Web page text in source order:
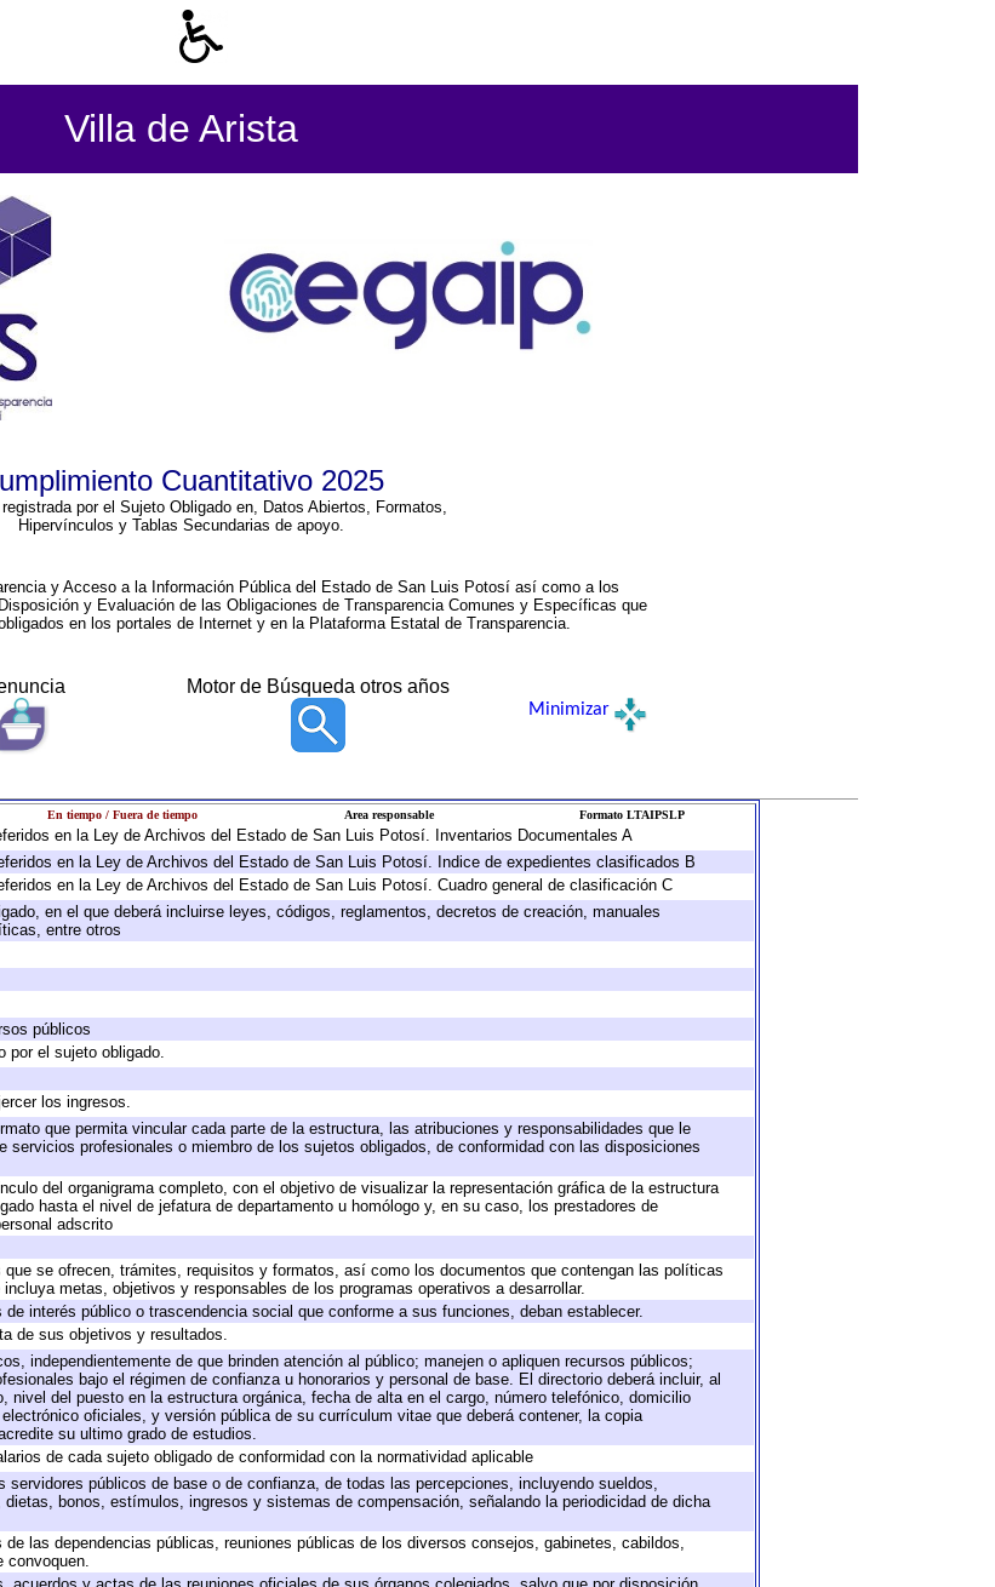
Villa de Arista
Cuantitativo 2025
registrada por el Sujeto Obligado en, Datos Abiertos, Formatos,
Hipervínculos y Tablas Secundarias de apoyo.
y Acceso a la Información Pública del Estado de San Luis Potosí así como a los
y Evaluación de las Obligaciones de Transparencia Comunes y Específicas que
en los portales de Internet y en la Plataforma Estatal de Transparencia.
Motor de Búsqueda otros años
Minimizar
En tiempo / Fuera de tiempo Area responsable Formato LTAIPSLP
en la Ley de Archivos del Estado de San Luis Potosí. Inventarios Documentales A
en la Ley de Archivos del Estado de San Luis Potosí. Indice de expedientes clasificados B
en la Ley de Archivos del Estado de San Luis Potosí. Cuadro general de clasificación C
en el que deberá incluirse leyes, códigos, reglamentos, decretos de creación, manuales
entre otros
públicos
por el sujeto obligado.
los ingresos.
que permita vincular cada parte de la estructura, las atribuciones y responsabilidades que le
servicios profesionales o miembro de los sujetos obligados, de conformidad con las disposiciones
del organigrama completo, con el objetivo de visualizar la representación gráfica de la estructura
hasta el nivel de jefatura de departamento u homólogo y, en su caso, los prestadores de
adscrito
se ofrecen, trámites, requisitos y formatos, así como los documentos que contengan las políticas
metas, objetivos y responsables de los programas operativos a desarrollar.
interés público o trascendencia social que conforme a sus funciones, deban establecer.
de sus objetivos y resultados.
independientemente de que brinden atención al público; manejen o apliquen recursos públicos;
bajo el régimen de confianza u honorarios y personal de base. El directorio deberá incluir, al
nivel del puesto en la estructura orgánica, fecha de alta en el cargo, número telefónico, domicilio
oficiales, y versión pública de su currículum vitae que deberá contener, la copia
su ultimo grado de estudios.
de cada sujeto obligado de conformidad con la normatividad aplicable
públicos de base o de confianza, de todas las percepciones, incluyendo sueldos,
bonos, estímulos, ingresos y sistemas de compensación, señalando la periodicidad de dicha
las dependencias públicas, reuniones públicas de los diversos consejos, gabinetes, cabildos,
convoquen.